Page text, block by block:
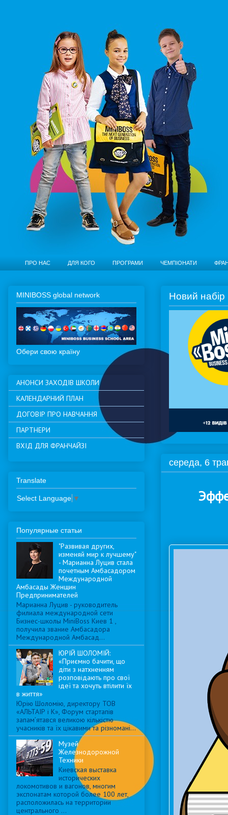
ПРО НАС ДЛЯ КОГО ПРОГРАМИ ЧЕМПІОНАТИ
Новий набір
середа, 6
MINIBOSS global network
Обери свою країну
АНОНСИ ЗАХОДІВ ШКОЛИ
КАЛЕНДАРНИЙ ПЛАН
ДОГОВІР ПРО НАВЧАННЯ
ПАРТНЕРИ
ВХІД ДЛЯ ФРАНЧАЙЗІ
Translate
Select Language ▼
Популярные статьи
"Развивая других,
изменяй мир к лучшему"
- Марианна Луцив стала
почетным Амбасадором
Международной
Амбасады Женщин
Предпринимателей
Марианна Луцив - руководитель
филиала международной сети
Бизнес-школы MiniBoss Киев 1 ,
получила звание Амбасадора
Международной Амбасад...
ЮРІЙ ШОЛОМІЙ:
«Приємно бачити, що
діти з натхненням
розповідають про свої
ідеї та хочуть втілити їх
в життя»
Юрію Шоломію, директору ТОВ
«АЛЬТАІР і К», Форум стартапів
запам’ятався великою кількістю
учасників та їх цікавими та різномані...
Музей
Железнодорожной
Техники
Киевская выставка
исторических
локомотивов и вагонов, многим
экспонатам которой более 100 лет,
расположилась на территории
центрального ...